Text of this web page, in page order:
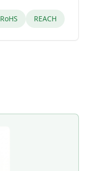
RoHS REACH